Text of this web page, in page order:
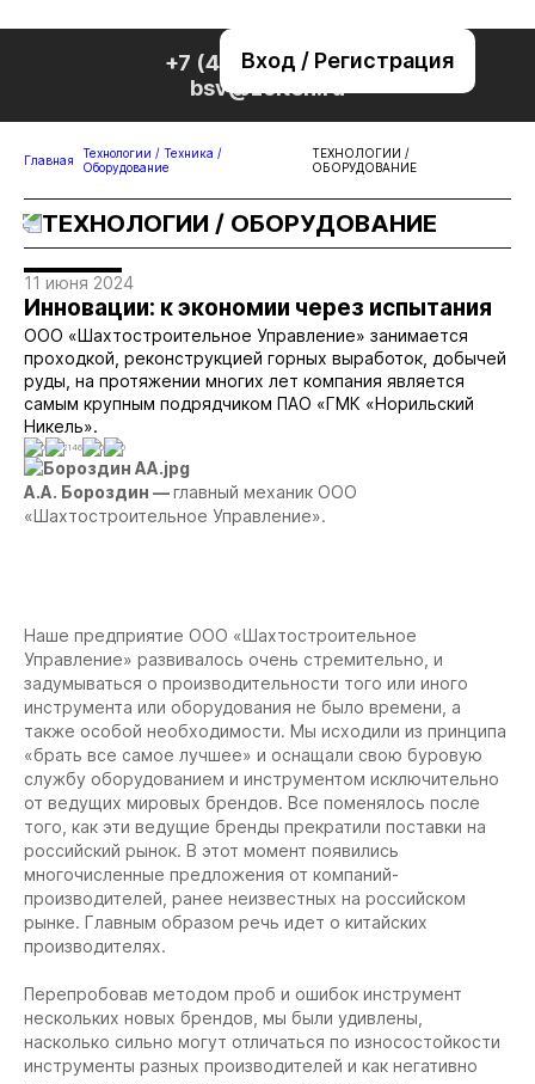
Вход / Регистрация
+7 (495) 221-76-32
bsv@zolteh.ru
Главная
Технологии / Техника /
Оборудование
ТЕХНОЛОГИИ /
ОБОРУДОВАНИЕ
ТЕХНОЛОГИИ / ОБОРУДОВАНИЕ
11 июня 2024
Инновации: к экономии через испытания
ООО «Шахтостроительное Управление» занимается
проходкой, реконструкцией горных выработок, добычей
руды, на протяжении многих лет компания является
самым крупным подрядчиком ПАО «ГМК «Норильский
Никель».
0 2146 0 0
А.А. Бороздин —главный механик ООО
«Шахтостроительное Управление».
Наше предприятие ООО «Шахтостроительное
Управление» развивалось очень стремительно, и
задумываться о производительности того или иного
инструмента или оборудования не было времени, а
также особой необходимости. Мы исходили из принципа
«брать все самое лучшее» и оснащали свою буровую
службу оборудованием и инструментом исключительно
от ведущих мировых брендов. Все поменялось после
того, как эти ведущие бренды прекратили поставки на
российский рынок. В этот момент появились
многочисленные предложения от компаний-
производителей, ранее неизвестных на российском
рынке. Главным образом речь идет о китайских
производителях.
Перепробовав методом проб и ошибок инструмент
нескольких новых брендов, мы были удивлены,
насколько сильно могут отличаться по износостойкости
инструменты разных производителей и как негативно